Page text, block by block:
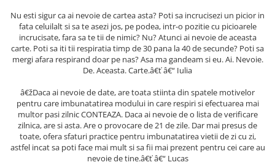
Umor
Birotica & Papetarie
Adezivi si benzi adezive
Accesorii Arhivare
Calculator
Hartie si Accesorii
Instrumente de scris
Organizare si Arhivare
Nu esti sigur ca ai nevoie de cartea asta? Poti sa incrucisezi un picior in
fata celuilalt si sa te asezi jos, pe podea, intr-o pozitie cu picioarele
incrucisate, fara sa te tii de nimic? Nu? Atunci ai nevoie de aceasta
carte. Poti sa iti tii respiratia timp de 30 pana la 40 de secunde? Poti sa
mergi afara respirand doar pe nas? Asa ma gandeam si eu. Ai. Nevoie.
De. Aceasta. Carte.â€ť â€“ Iulia
â€žDaca ai nevoie de date, are toata stiinta din spatele motivelor
pentru care imbunatatirea modului in care respiri si efectuarea mai
multor pasi zilnic CONTEAZA. Daca ai nevoie de o lista de verificare
zilnica, are si asta. Are o provocare de 21 de zile. Dar mai presus de
toate, ofera sfaturi practice pentru imbunatatirea vietii de zi cu zi,
astfel incat sa poti face mai mult si sa fii mai prezent pentru cei care au
nevoie de tine.â€ť â€“ Lucas